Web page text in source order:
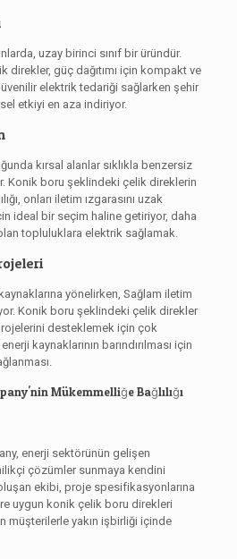
uzay birinci sınıf bir üründür.
güç dağıtımı için kompakt ve
elektrik tedariği sağlarken şehir
etkiyi en aza indiriyor.
kırsal alanlar sıklıkla benzersiz
Konik boru şeklindeki çelik direklerin
onları iletim ızgarasını uzak
ideal bir seçim haline getiriyor, daha
topluluklara elektrik sağlamak.
yönelirken, Sağlam iletim
Konik boru şeklindeki çelik direkler
desteklemek için çok
kaynaklarının barındırılması için
Mükemmelliğe Bağlılığı
enerji sektörünün gelişen
çözümler sunmaya kendini
ekibi, proje spesifikasyonlarına
uygun konik çelik boru direkleri
müşterilerle yakın işbirliği içinde